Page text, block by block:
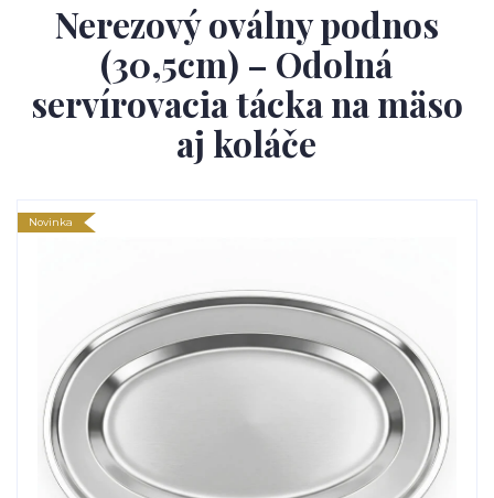
Nerezový oválny podnos
(30,5cm) – Odolná
servírovacia tácka na mäso
aj koláče
Novinka